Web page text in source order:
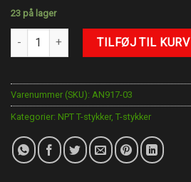
23 på lager
3/8" NPT T-Stykke antalTILFØJ TIL KURV
Varenummer (SKU): AN917-03
Kategorier: NPT T-stykker, T-stykker